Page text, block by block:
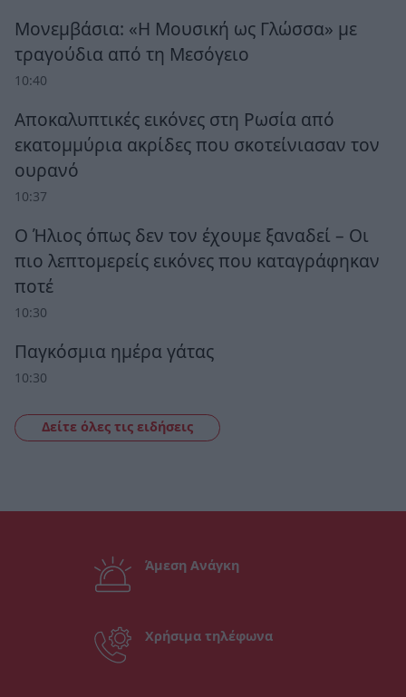
Μονεμβάσια: «Η Μουσική ως Γλώσσα» με
τραγούδια από τη Μεσόγειο
10:40
Αποκαλυπτικές εικόνες στη Ρωσία από
εκατομμύρια ακρίδες που σκοτείνιασαν τον
ουρανό
10:37
Ο Ήλιος όπως δεν τον έχουμε ξαναδεί – Οι
πιο λεπτομερείς εικόνες που καταγράφηκαν
ποτέ
10:30
Παγκόσμια ημέρα γάτας
10:30
Δείτε όλες τις ειδήσεις
Άμεση Ανάγκη
Χρήσιμα τηλέφωνα